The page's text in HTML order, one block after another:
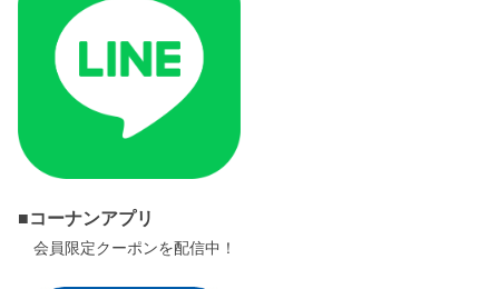
■コーナンアプリ
会員限定クーポンを配信中！